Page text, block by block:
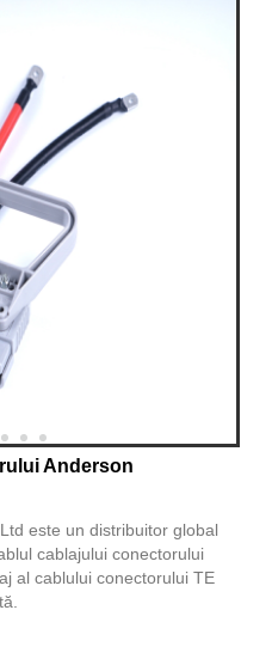
Anderson
este un distribuitor global
cablajului conectorului
al cablului conectorului TE